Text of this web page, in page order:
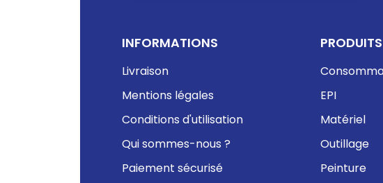
INFORMATIONS
Livraison
Mentions légales
Conditions d'utilisation
Qui sommes-nous ?
Paiement sécurisé
PRODUITS
EPI
Matériel
Outillage
Peinture